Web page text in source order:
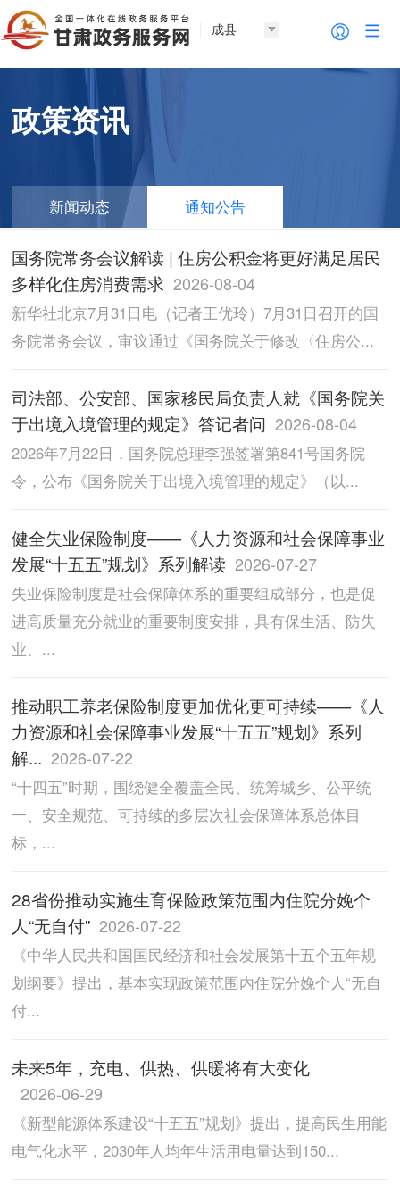
成县
政策资讯
新闻动态 通知公告
国务院常务会议解读 | 住房公积金将更好满足居民
多样化住房消费需求 2026-08-04
新华社北京7月31日电（记者王优玲）7月31日召开的国
务院常务会议，审议通过《国务院关于修改〈住房公...
司法部、公安部、国家移民局负责人就《国务院关
于出境入境管理的规定》答记者问 2026-08-04
2026年7月22日，国务院总理李强签署第841号国务院
令，公布《国务院关于出境入境管理的规定》（以...
健全失业保险制度——《人力资源和社会保障事业
发展“十五五”规划》系列解读 2026-07-27
失业保险制度是社会保障体系的重要组成部分，也是促
进高质量充分就业的重要制度安排，具有保生活、防失
业、...
推动职工养老保险制度更加优化更可持续——《人
力资源和社会保障事业发展“十五五”规划》系列
解... 2026-07-22
“十四五”时期，围绕健全覆盖全民、统筹城乡、公平统
一、安全规范、可持续的多层次社会保障体系总体目
标，...
28省份推动实施生育保险政策范围内住院分娩个
人“无自付” 2026-07-22
《中华人民共和国国民经济和社会发展第十五个五年规
划纲要》提出，基本实现政策范围内住院分娩个人“无自
付...
未来5年，充电、供热、供暖将有大变化
2026-06-29
《新型能源体系建设“十五五”规划》提出，提高民生用能
电气化水平，2030年人均年生活用电量达到150...